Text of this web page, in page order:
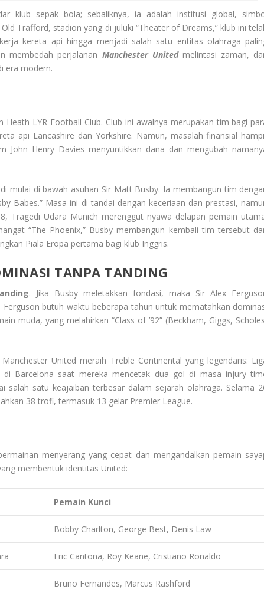
klub sepak bola; sebaliknya, ia adalah institusi global,
Trafford, stadion yang di juluki “Theater of Dreams,” klub ini
kereta api hingga menjadi salah satu entitas olahraga
membedah perjalanan Manchester Unitedmelintasi zaman,
era modern.
LYR Football Club. Club ini awalnya merupakan tim bagi
api Lancashire dan Yorkshire. Namun, masalah finansial
John Henry Davies menyuntikkan dana dan mengubah
mulai di bawah asuhan Sir Matt Busby. Ia membangun tim
Babes.” Masa ini di tandai dengan keceriaan dan prestasi,
Tragedi Udara Munich merenggut nyawa delapan pemain
“The Phoenix,” Busby membangun kembali tim tersebut
Piala Eropa pertama bagi klub Inggris.
TANPA TANDING
. Jika Busby meletakkan fondasi, maka Sir Alex
butuh waktu beberapa tahun untuk mematahkan
muda, yang melahirkan “Class of ’92” (Beckham, Giggs,
United meraih Treble Continental yang legendaris:
Barcelona saat mereka mencetak dua gol di masa injury
salah satu keajaiban terbesar dalam sejarah olahraga. Selama
38 trofi, termasuk 13 gelar Premier League.
menyerang yang cepat dan mengandalkan pemain
membentuk identitas United:
Pemain Kunci
Bobby Charlton, George Best, Denis Law
Eric Cantona, Roy Keane, Cristiano Ronaldo
Bruno Fernandes, Marcus Rashford